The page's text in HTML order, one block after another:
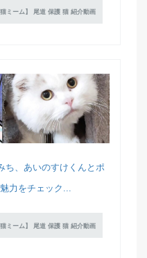
猫ミーム】 尾道 保護 猫 紹介動画
ち、あいのすけくんとポ
力をチェック...
猫ミーム】 尾道 保護 猫 紹介動画